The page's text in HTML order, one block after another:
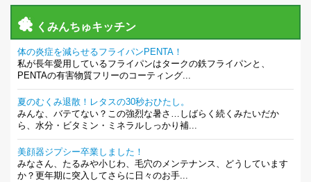
くみんちゅキッチン
体の炎症を減らせるフライパンPENTA！
私が長年愛用しているフライパンはタークの鉄フライパンと、
PENTAの有害物質フリーのコーティング...
夏のむくみ退散！レタスの30秒おひたし。
みんな、バテてない？この強烈な暑さ…しばらく続くみたいだか
ら、水分・ビタミン・ミネラルしっかり補...
美顔器ジプシー卒業しました！
みなさん、たるみや小じわ、毛穴のメンテナンス、どうしています
か？更年期に突入してさらに日々のお手...